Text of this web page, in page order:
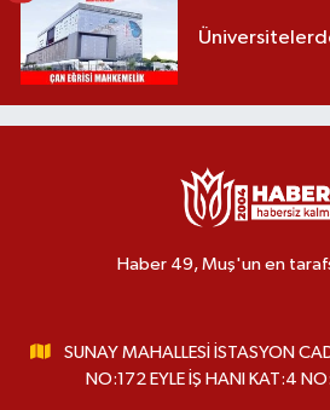
Haber 49, Muş'un en
SUNAY MAHALLESİ İSTASYON
NO:172 EYLE İŞ HANI KAT:4